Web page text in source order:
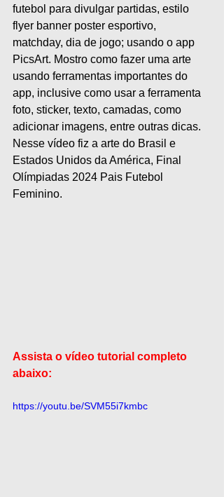
futebol para divulgar partidas, estilo
flyer banner poster esportivo,
matchday, dia de jogo; usando o app
PicsArt. Mostro como fazer uma arte
usando ferramentas importantes do
app, inclusive como usar a ferramenta
foto, sticker, texto, camadas, como
adicionar imagens, entre outras dicas.
Nesse vídeo fiz a arte do Brasil e
Estados Unidos da América, Final
Olímpiadas 2024 Pais Futebol
Feminino.
Assista o vídeo tutorial completo
abaixo:
https://youtu.be/SVM55i7kmbc